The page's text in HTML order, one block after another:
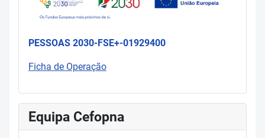
PESSOAS 2030-FSE+-01929400
Ficha de Operação
Equipa Cefopna